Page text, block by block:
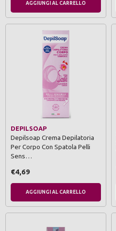
AGGIUNGI AL CARRELLO
DEPILSOAP
Depilsoap Crema Depilatoria
Per Corpo Con Spatola Pelli
Sens…
€4,69
AGGIUNGI AL CARRELLO